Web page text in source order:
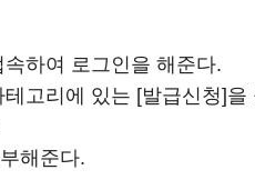
하여 로그인을 해준다.
고리에 있는 [발급신청]을
해준다.